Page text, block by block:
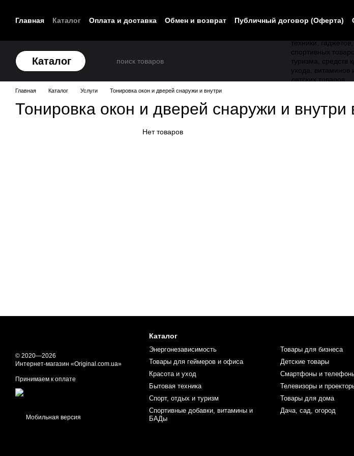
Главная
Каталог Оплата и доставка Обмен и возврат Публичный договор (Оферта)
Каталог
Главная Каталог Услуги Тонировка окон и дверей снаружи и внутри
Тонировка окон и дверей снаружи и внутри
Нет товаров
© 2020—2026
Интернет-магазин «Original.com.ua»
Принимаем к оплате
Мобильная версия
Каталог
Энергонезависимость
Товары для геймеров и офиса
Красота и уход
Бытовая техника
Спорт, отдых и туризм
Спортивные добавки, витамины и
БАДы
Товары для бизнеса
Детские товары
Смартфоны и
Телевизоры и
Товары для дома
Дача, сад, огород